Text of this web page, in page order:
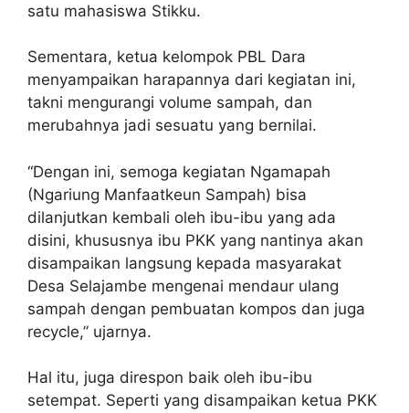
satu mahasiswa Stikku.
Sementara, ketua kelompok PBL Dara
menyampaikan harapannya dari kegiatan ini,
takni mengurangi volume sampah, dan
merubahnya jadi sesuatu yang bernilai.
“Dengan ini, semoga kegiatan Ngamapah
(Ngariung Manfaatkeun Sampah) bisa
dilanjutkan kembali oleh ibu-ibu yang ada
disini, khususnya ibu PKK yang nantinya akan
disampaikan langsung kepada masyarakat
Desa Selajambe mengenai mendaur ulang
sampah dengan pembuatan kompos dan juga
recycle,” ujarnya.
Hal itu, juga direspon baik oleh ibu-ibu
setempat. Seperti yang disampaikan ketua PKK